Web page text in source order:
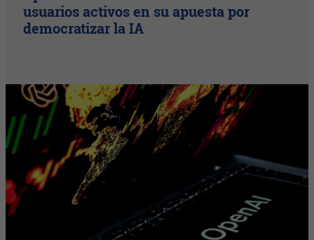
usuarios activos en su apuesta por
democratizar la IA